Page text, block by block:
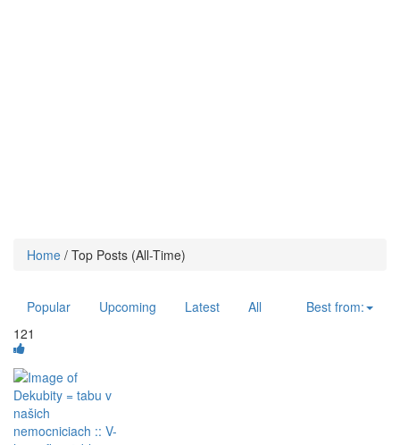
Home / Top Posts (All-Time)
Popular Upcoming Latest All
Best from:
121